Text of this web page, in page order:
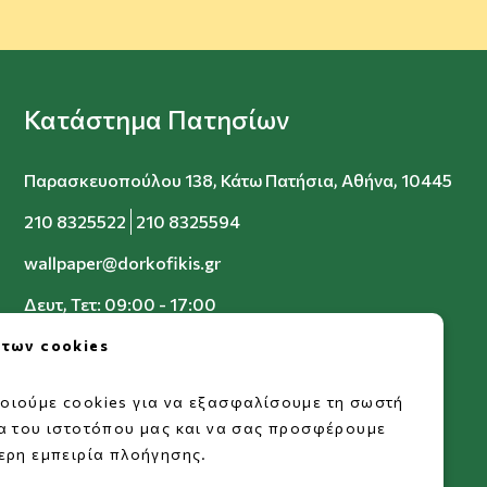
Κατάστημα Πατησίων
Παρασκευοπούλου 138, Κάτω Πατήσια, Αθήνα, 10445
210 8325522 210 8325594
wallpaper@dorkofikis.gr
Δευτ, Τετ: 09:00 - 17:00
Τρ, Πεμ, Παρ: 09:00 - 20:00
των cookies
cookies για να εξασφαλίσουμε τη σωστή
του ιστοτόπου μας και να σας προσφέρουμε
εμπειρία πλοήγησης.